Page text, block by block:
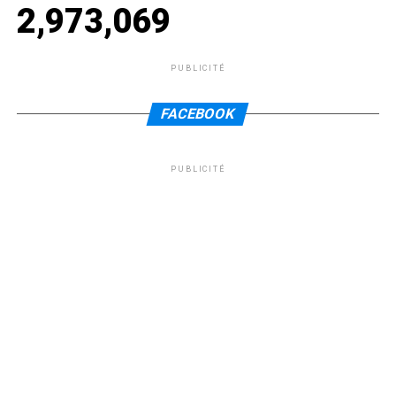
2,973,069
PUBLICITÉ
FACEBOOK
PUBLICITÉ